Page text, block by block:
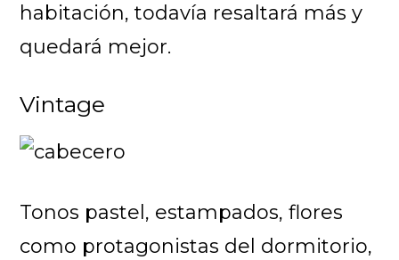
habitación, todavía resaltará más y
quedará mejor.
Vintage
Tonos pastel, estampados, flores
como protagonistas del dormitorio,